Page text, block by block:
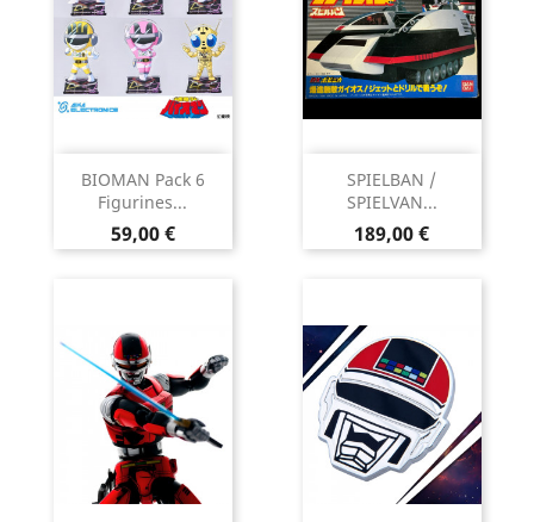
BIOMAN Pack 6
Figurines...
Prix
59,00 €
SPIELBAN /
SPIELVAN...
Prix
189,00 €